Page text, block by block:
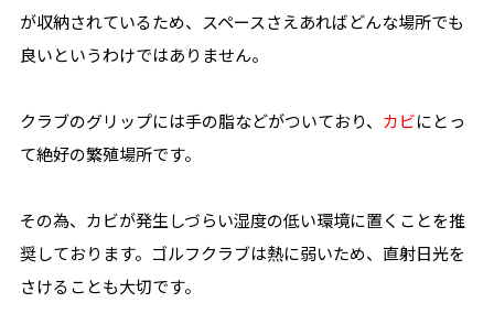
が収納されているため、スペースさえあればどんな場所でも
良いというわけではありません。
クラブのグリップには手の脂などがついており、 カビにとっ
て絶好の繁殖場所です。
その為、カビが発生しづらい湿度の低い環境に置くことを推
奨しております。ゴルフクラブは熱に弱いため、直射日光を
さけることも大切です。